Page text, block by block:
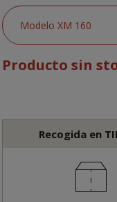
Producto sin
Recogida en